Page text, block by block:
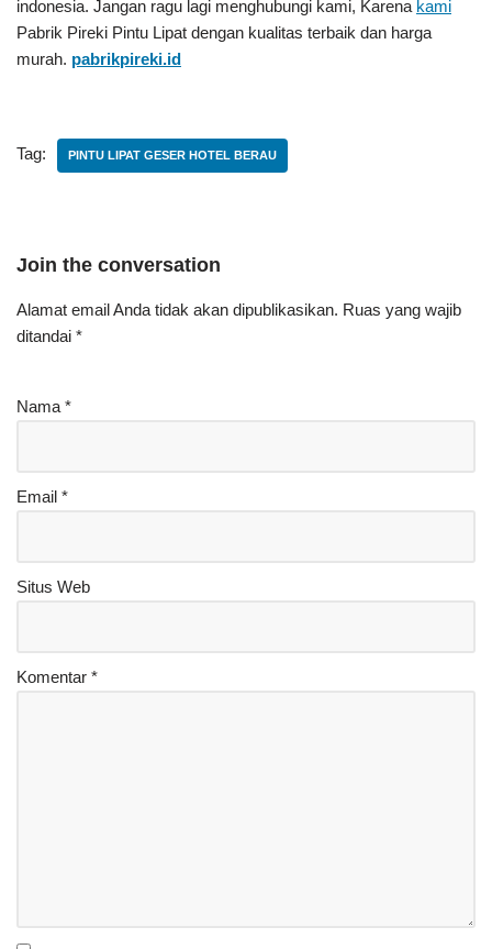
indonesia. Jangan ragu lagi menghubungi kami, Karena kami
Pabrik Pireki Pintu Lipat dengan kualitas terbaik dan harga
murah. pabrikpireki.id
Tag: PINTU LIPAT GESER HOTEL BERAU
Join the conversation
Alamat email Anda tidak akan dipublikasikan. Ruas yang wajib
ditandai *
Nama *
Email *
Situs Web
Komentar *